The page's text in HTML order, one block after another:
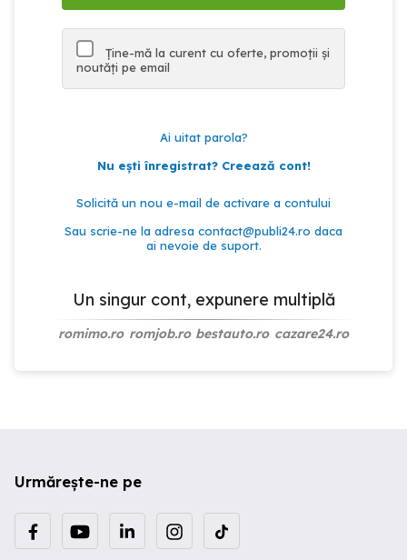
Ține-mă la curent cu oferte, promoții și
noutăți pe email
Ai uitat parola?
Nu ești înregistrat? Creează cont!
Solicită un nou e-mail de activare a contului
Sau scrie-ne la adresa contact@publi24.ro daca
ai nevoie de suport.
Un singur cont, expunere multiplă
romimo.ro romjob.ro bestauto.ro cazare24.ro
Urmărește-ne pe